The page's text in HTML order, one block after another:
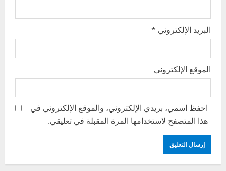
البريد الإلكتروني *
الموقع الإلكتروني
احفظ اسمي، بريدي الإلكتروني، والموقع الإلكتروني في
هذا المتصفح لاستخدامها المرة المقبلة في تعليقي.